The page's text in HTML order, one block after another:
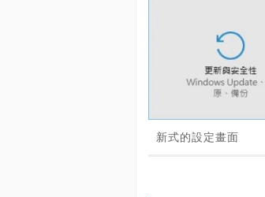
新式的設定畫面